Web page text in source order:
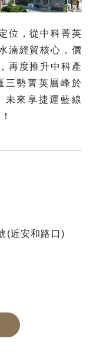
位，從中科菁英
湳經貿核心，價
再度推升中科產
三勢菁英層峰於
未來享捷運藍線
(近安和路口)